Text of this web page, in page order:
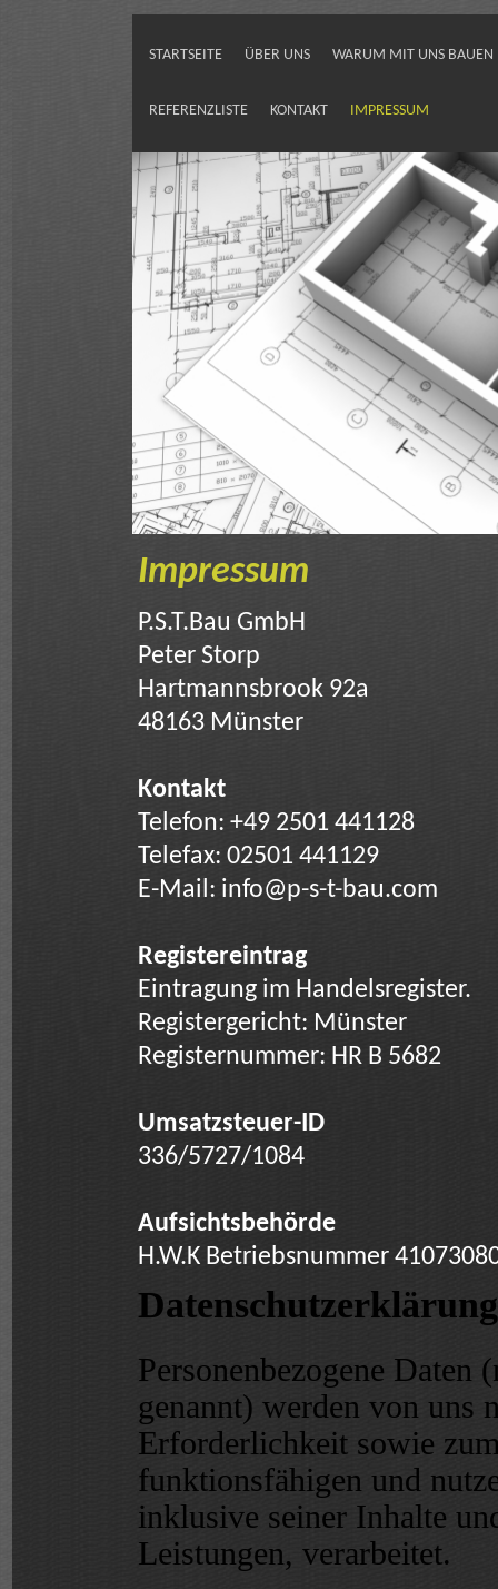
STARTSEITE ÜBER UNS WARUM MIT UNS BAUEN
REFERENZLISTE KONTAKT IMPRESSUM
Impressum
P.S.T.Bau GmbH
Peter Storp
Hartmannsbrook 92a
48163 Münster
Kontakt
Telefon: +49 2501 441128
Telefax: 02501 441129
E-Mail: info@p-s-t-bau.com
Registereintrag
Eintragung im Handelsregister.
Registergericht: Münster
Registernummer: HR B 5682
Umsatzsteuer-ID
336/5727/1084
Aufsichtsbehörde
H.W.K Betriebsnummer
Datenschutzerklärung
Personenbezogene Daten
genannt) werden von uns
Erforderlichkeit sowie
funktionsfähigen und
inklusive seiner Inhalte
Leistungen, verarbeitet.